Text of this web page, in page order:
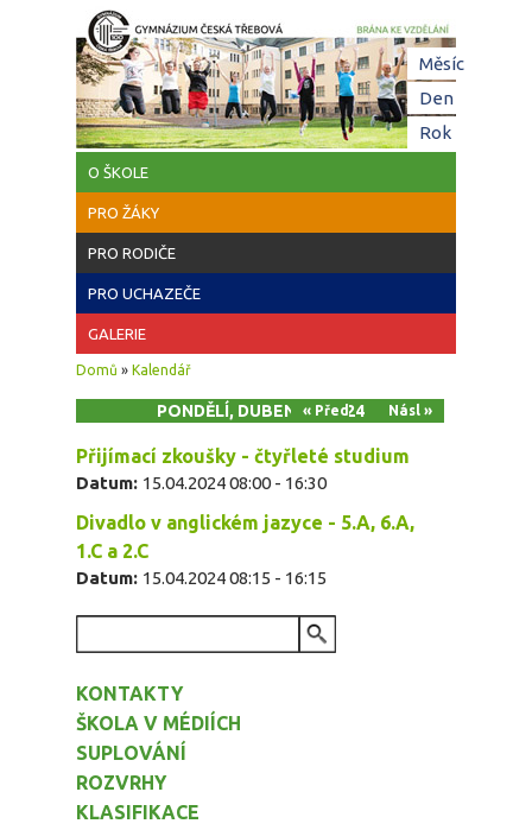
Přejít k hlavnímu obsahu
O ŠKOLE
PRO ŽÁKY
PRO RODIČE
PRO UCHAZEČE
GALERIE
Jste zde
Domů » Kalendář
PONDĚLÍ, DUBEN 15, 2024
« Před Násl »
Přijímací zkoušky - čtyřleté studium
Datum: 15.04.202408:00 - 16:30
Divadlo v anglickém jazyce - 5.A, 6.A,
1.C a 2.C
Datum: 15.04.202408:15 - 16:15
KONTAKTY
ŠKOLA V MÉDIÍCH
SUPLOVÁNÍ
ROZVRHY
KLASIFIKACE
Měsíc
Den(aktivní
Rok